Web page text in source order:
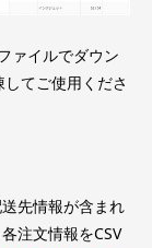
ァイルでダウン
てご使用くださ
先情報が含まれ
注文情報をCSV